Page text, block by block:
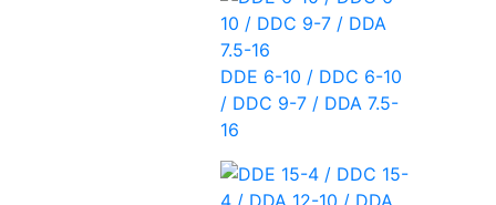
DDE 6-10 / DDC 6-10
/ DDC 9-7 / DDA 7.5-
16